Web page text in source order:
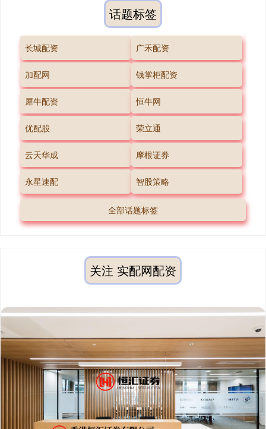
话题标签
长城配资 广禾配资
加配网 钱掌柜配资
犀牛配资 恒牛网
优配股 荣立通
云天华成 摩根证券
永星速配 智股策略
全部话题标签
关注 实配网配资